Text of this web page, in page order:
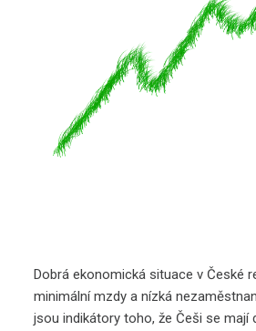
Dobrá ekonomická situace v České
minimální mzdy a nízká
jsou indikátory toho, že Češi se mají